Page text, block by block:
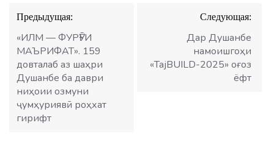
Навигация
по
записям
Предыдущая:
«ИЛМ — ФУРӮҒИ
МАЪРИФАТ». 159
довталаб аз шаҳри
Душанбе ба даври
ниҳоии озмуни
ҷумҳуриявӣ роҳхат
гирифт
Следующая:
Дар Душанбе
намоишгоҳи
«TajBUILD-2025» оғоз
ёфт